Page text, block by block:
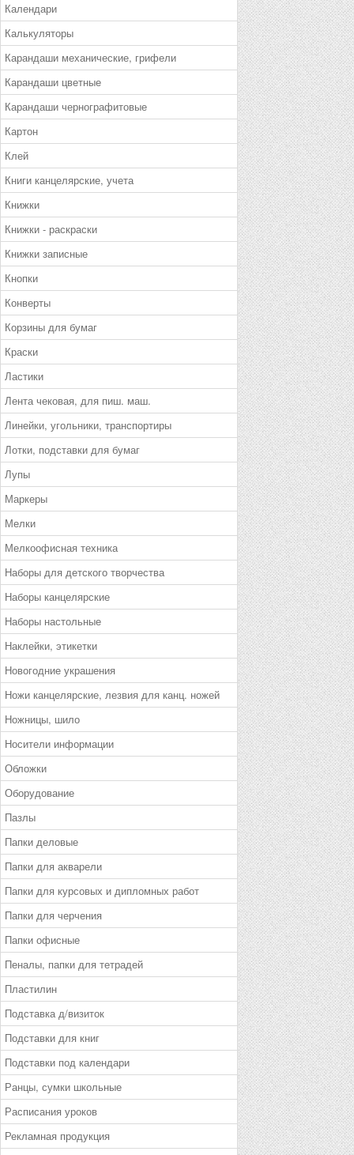
Календари
Калькуляторы
Карандаши механические, грифели
Карандаши цветные
Карандаши чернографитовые
Картон
Клей
Книги канцелярские, учета
Книжки
Книжки - раскраски
Книжки записные
Кнопки
Конверты
Корзины для бумаг
Краски
Ластики
Лента чековая, для пиш. маш.
Линейки, угольники, транспортиры
Лотки, подставки для бумаг
Лупы
Маркеры
Мелки
Мелкоофисная техника
Наборы для детского творчества
Наборы канцелярские
Наборы настольные
Наклейки, этикетки
Новогодние украшения
Ножи канцелярские, лезвия для канц. ножей
Ножницы, шило
Носители информации
Обложки
Оборудование
Пазлы
Папки деловые
Папки для акварели
Папки для курсовых и дипломных работ
Папки для черчения
Папки офисные
Пеналы, папки для тетрадей
Пластилин
Подставка д/визиток
Подставки для книг
Подставки под календари
Ранцы, сумки школьные
Расписания уроков
Рекламная продукция